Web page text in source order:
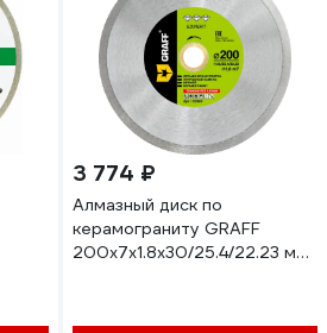
3 774 ₽
Алмазный диск по
керамограниту GRAFF
200x7х1.8х30/25.4/22.23 мм